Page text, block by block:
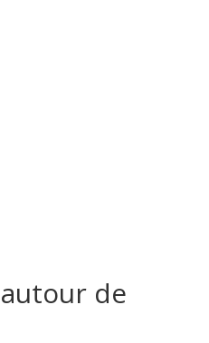
de